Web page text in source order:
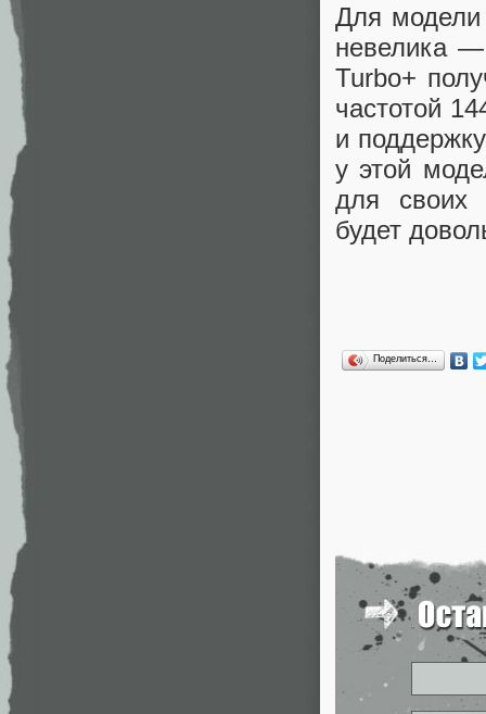
Для модели
невелика
Turbo+
частотой
и
у этой
для своих
будет
Поделиться…